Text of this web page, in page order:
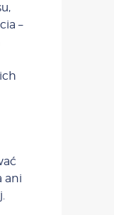
–
ani